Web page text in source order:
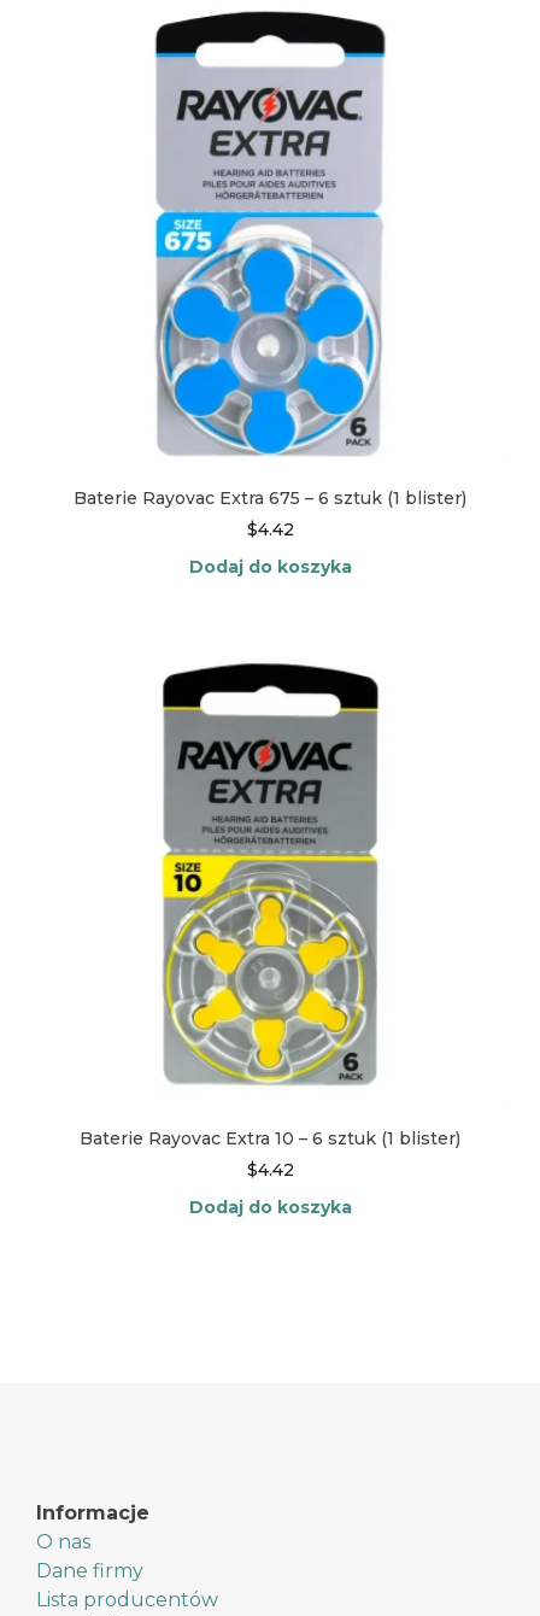
Baterie Rayovac Extra 675 – 6 sztuk (1 blister)
$4.42
Dodaj do koszyka
Baterie Rayovac Extra 10 – 6 sztuk (1 blister)
$4.42
Dodaj do koszyka
Informacje
O nas
Dane firmy
Lista producentów